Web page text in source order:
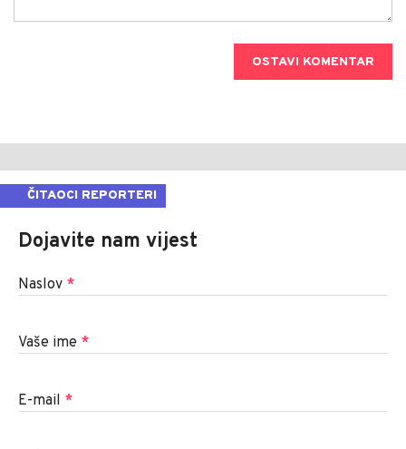
OSTAVI KOMENTAR
ČITAOCI REPORTERI
Dojavite nam vijest
Naslov *
Vaše ime *
E-mail *